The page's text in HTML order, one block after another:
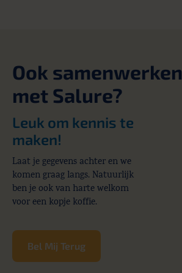
Ook samenwerken
met Salure?
Leuk om kennis te
maken!
Laat je gegevens achter en we
komen graag langs. Natuurlijk
ben je ook van harte welkom
voor een kopje koffie.
Bel Mij Terug